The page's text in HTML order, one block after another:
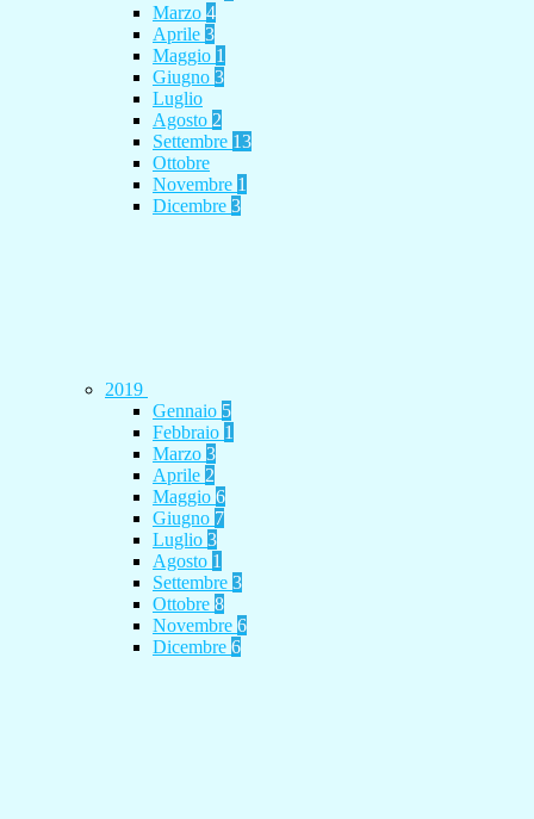
Marzo 4
Aprile 3
Maggio 1
Giugno 3
Luglio
Agosto 2
Settembre 13
Ottobre
Novembre 1
Dicembre 3
2019
Gennaio 5
Febbraio 1
Marzo 3
Aprile 2
Maggio 6
Giugno 7
Luglio 3
Agosto 1
Settembre 3
Ottobre 8
Novembre 6
Dicembre 6